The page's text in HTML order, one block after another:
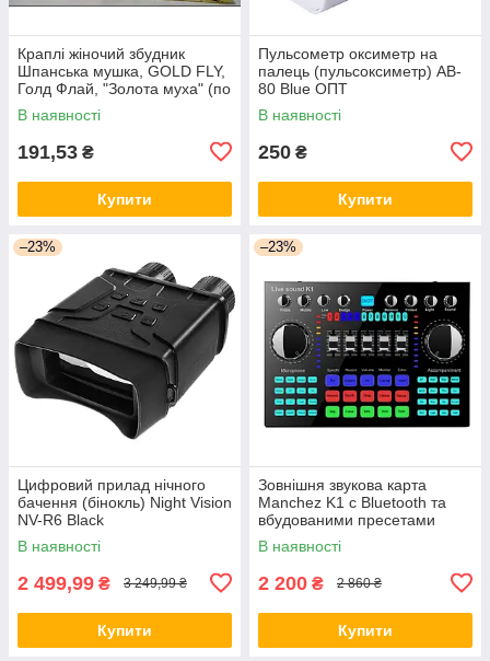
Краплі жіночий збудник
Шпанська мушка, GOLD FLY,
Голд Флай, "Золота муха" (по
1 шт)
В наявності
191,53 ₴
Купити
Пульсометр оксиметр на
палець (пульсоксиметр) AB-
80 Blue ОПТ
В наявності
250 ₴
Купити
–23%
Цифровий прилад нічного
бачення (бінокль) Night Vision
NV-R6 Black
В наявності
2 499,99 ₴ 3 249,99 ₴
Купити
–23%
Зовнішня звукова карта
Manchez K1 c Bluetooth та
вбудованими пресетами
Black
В наявності
2 200 ₴ 2 860 ₴
Купити